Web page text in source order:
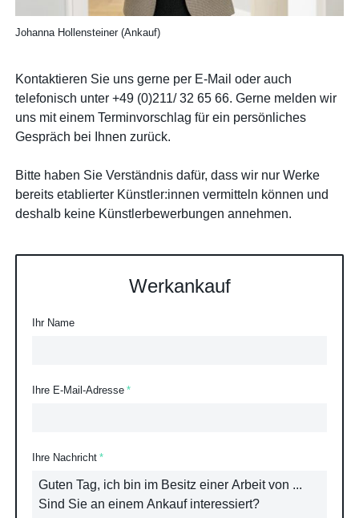
Johanna Hollensteiner (Ankauf)
Kontaktieren Sie uns gerne per E-Mail oder auch
telefonisch unter +49 (0)211/ 32 65 66. Gerne melden wir
uns mit einem Terminvorschlag für ein persönliches
Gespräch bei Ihnen zurück.
Bitte haben Sie Verständnis dafür, dass wir nur Werke
bereits etablierter Künstler:innen vermitteln können und
deshalb keine Künstlerbewerbungen annehmen.
Werkankauf
Ihr Name
Ihre E-Mail-Adresse
Ihre Nachricht